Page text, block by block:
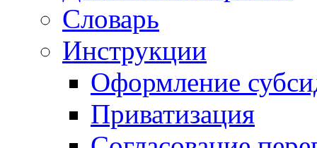
Словарь
Инструкции
Оформление
Приватизация